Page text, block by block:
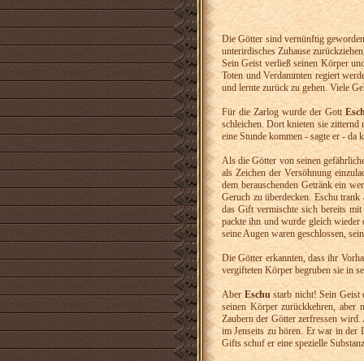
Die Götter sind vernünftig
unterirdisches Zuhause
Sein Geist verließ seinen Körper
Toten und Verdammten regiert
und lernte zurück zu gehen. Viele
Für die Zarlog wurde der Gott
schleichen. Dort knieten sie zitternd
eine Stunde kommen - sagte er -
Als die Götter von seinen
als Zeichen der Versöhnung
dem berauschenden Getränk ein
Geruch zu überdecken. Eschu
das Gift vermischte sich bereits
packte ihn und wurde gleich wieder
seine Augen waren geschlossen,
Die Götter erkannten, dass ihr
vergifteten Körper begruben sie in
AberEschustarb nicht! Sein Geist
seinen Körper zurückkehren,
Zaubern der Götter zerfressen
im Jenseits zu hören. Er war in der
Gifts schuf er eine spezielle